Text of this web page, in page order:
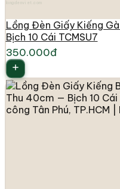
Lồng Đèn Giấy Kiếng
Bịch 10 Cái TCMSU7
350.000đ